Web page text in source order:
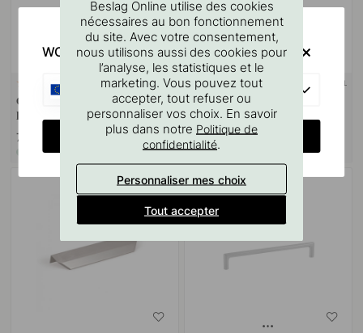
Gabarit De Perçage Pour
Poignées Et Boutons
7 €
En stock
10 SUPPORT MURAL
Goupille à vis M4x50mm 1
pièce
1.10 €
En stock
Beslag Online utilise des cookies
nécessaires au bon fonctionnement
du site. Avec votre consentement,
nous utilisons aussi des cookies pour
l’analyse, les statistiques et le
marketing. Vous pouvez tout
accepter, tout refuser ou
personnaliser vos choix. En savoir
plus dans notre Politique de
confidentialité.
Personnaliser mes choix
Tout accepter
WOULD YOU RATHER VISIT?
CHANGE COUNTRY